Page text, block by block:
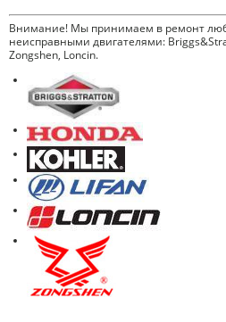
Внимание! Мы принимаем в ремонт
неисправными двигателями:
Zongshen, Loncin.